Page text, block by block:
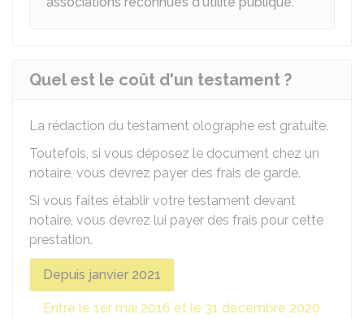
Quel est le coût d'un testament ?
La rédaction du testament olographe est gratuite.
Toutefois, si vous déposez le document chez un
notaire, vous devrez payer des frais de garde.
Si vous faites établir votre testament devant
notaire, vous devrez lui payer des frais pour cette
prestation.
Depuis janvier 2021
Entre le 1er mai 2016 et le 31 décembre 2020